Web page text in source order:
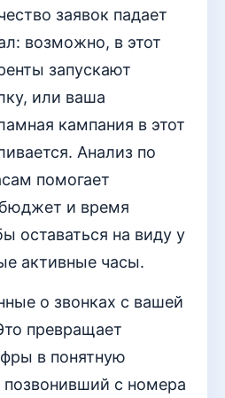
заявок падает
возможно, в этот
запускают
или ваша
кампания в этот
Анализ по
помогает
и время
оставаться на виду у
активные часы.
о звонках с вашей
превращает
в понятную
позвонивший с номера